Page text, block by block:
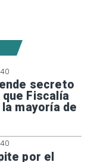
secreto
Fiscalía
mayoría de
por el